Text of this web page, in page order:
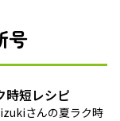
号
時短レシピ
さんの夏ラク時